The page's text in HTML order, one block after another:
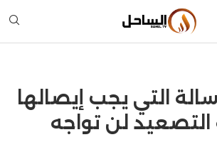
التي يجب إيصالها
لن تواجه